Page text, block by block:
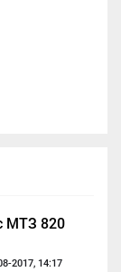
МТЗ 820
2017, 14:17